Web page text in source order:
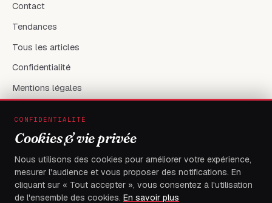
Contact
Tendances
Tous les articles
Confidentialité
Mentions légales
X / Twitter
flambeaudesdemocrates@gmail.com
CONFIDENTIALITÉ
Cookies & vie privée
Nous utilisons des cookies pour améliorer votre expérience,
mesurer l'audience et vous proposer des notifications. En
cliquant sur « Tout accepter », vous consentez à l'utilisation
de l'ensemble des cookies. En savoir plus